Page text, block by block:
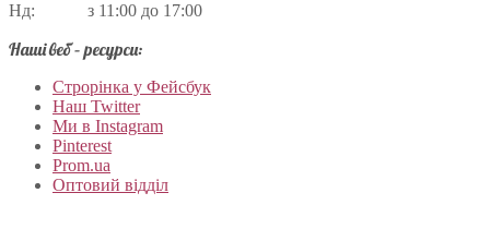
Нд: з 11:00 до 17:00
Наші веб – ресурси:
Строрінка у Фейсбук
Наш Twitter
Ми в Instagram
Pinterest
Prom.ua
Оптовий відділ